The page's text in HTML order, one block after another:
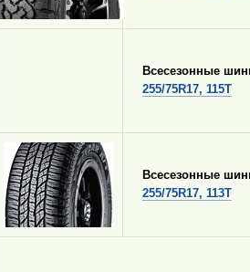
Всесезонные
255/75R17, 115T
Всесезонные
255/75R17, 113T